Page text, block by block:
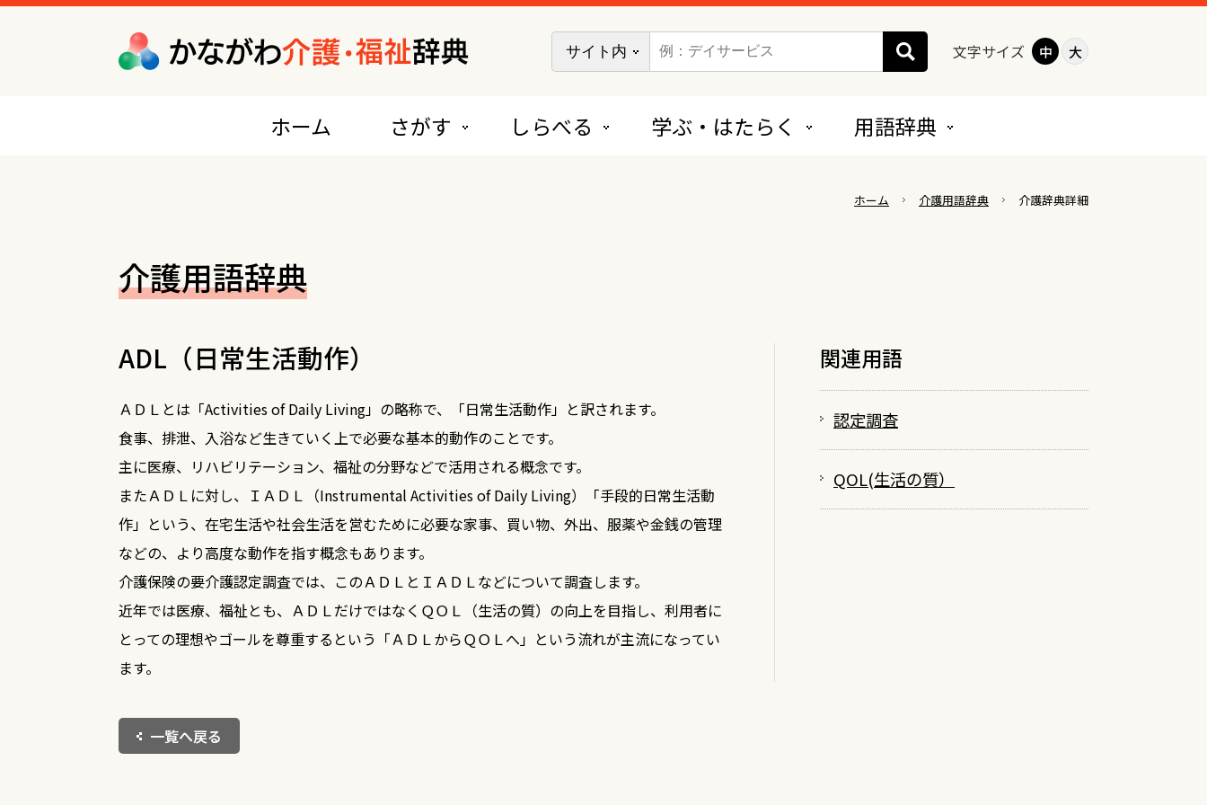
文字サイズ 中 大
ホーム さがす
居宅介護支援
訪問介護（ホームヘルプ）
訪問入浴介護
訪問看護
訪問リハビリテーション
居宅療養管理指導
福祉用具貸与
特定福祉用具販売
住宅改修
通所系サービス
通所介護（デイサービス）
通所リハビリテーション（デイケア）
特定施設入居者生活介護
（サービス付き高齢者向け住宅）
施設サービス
介護老人福祉施設（特別養護老人ホーム）
介護療養型医療施設
介護医療院
地域密着型サービス
（グループホーム）
地域密着型介護老人福祉施設入所者生活介護
定期巡回・随時対応型訪問介護看護
地域密着型通所介護（小規模デイサービス）
しらべる 学ぶ・はたらく 用語辞典
ホーム 介護用語辞典 介護辞典詳細
介護用語辞典
ADL（日常生活動作）
ＡＤＬとは「Activities of Daily Living」の略称で、「日常生活動作」と訳されます。
食事、排泄、入浴など生きていく上で必要な基本的動作のことです。
主に医療、リハビリテーション、福祉の分野などで活用される概念です。
またＡＤＬに対し、ＩＡＤＬ（Instrumental Activities of Daily Living）「手段的日常生活動
作」という、在宅生活や社会生活を営むために必要な家事、買い物、外出、服薬や金銭の管理
などの、より高度な動作を指す概念もあります。
介護保険の要介護認定調査では、このＡＤＬとＩＡＤＬなどについて調査します。
近年では医療、福祉とも、ＡＤＬだけではなくＱＯＬ（生活の質）の向上を目指し、利用者に
とっての理想やゴールを尊重するという「ＡＤＬからＱＯＬへ」という流れが主流になってい
ます。
関連用語
認定調査
QOL(生活の質）
一覧へ戻る